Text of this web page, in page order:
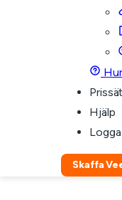
Hjälp
Skaffa